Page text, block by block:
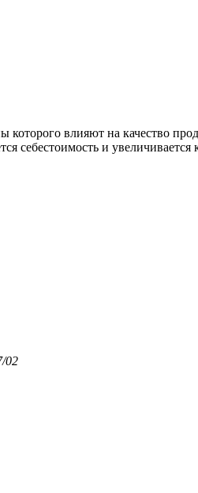
влияют на качество
себестоимость и
02